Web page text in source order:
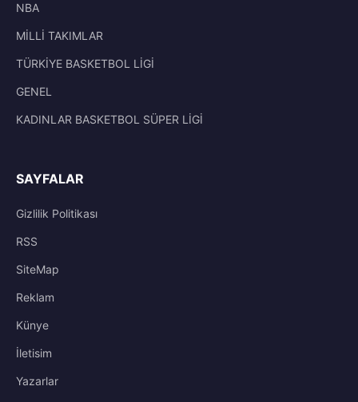
NBA
MİLLİ TAKIMLAR
TÜRKİYE BASKETBOL LİGİ
GENEL
KADINLAR BASKETBOL SÜPER LİGİ
SAYFALAR
Gizlilik Politikası
RSS
SiteMap
Reklam
Künye
İletisim
Yazarlar